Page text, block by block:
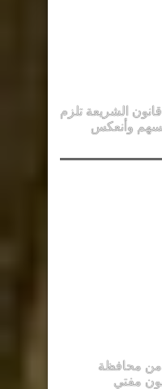
الشريعة تلزم
وأنعكس
من محافظة
مفتي